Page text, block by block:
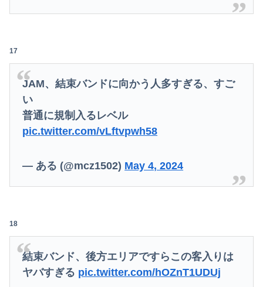
Powered by livedoor 相互RSS
17
JAM、結束バンドに向かう人多すぎる、すご
い
普通に規制入るレベル
pic.twitter.com/vLftvpwh58
— ある (@mcz1502) May 4, 2024
18
結束バンド、後方エリアですらこの客入りは
ヤバすぎる pic.twitter.com/hOZnT1UDUj